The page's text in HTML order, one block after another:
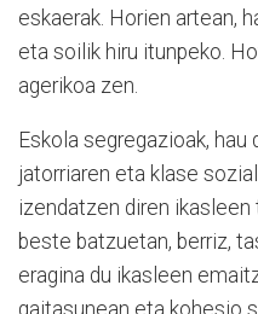
eskaerak. Horien artean,
eta soilik hiru itunpeko.
agerikoa zen.
Eskola segregazioak,
jatorriaren eta klase
izendatzen diren
beste batzuetan, berriz,
eragina du ikasleen